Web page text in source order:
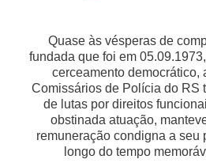
Quase às vésperas de
fundada que foi em
cerceamento democrático,
Comissários de Polícia do RS
de lutas por direitos
obstinada atuação,
remuneração condigna a seu
longo do tempo